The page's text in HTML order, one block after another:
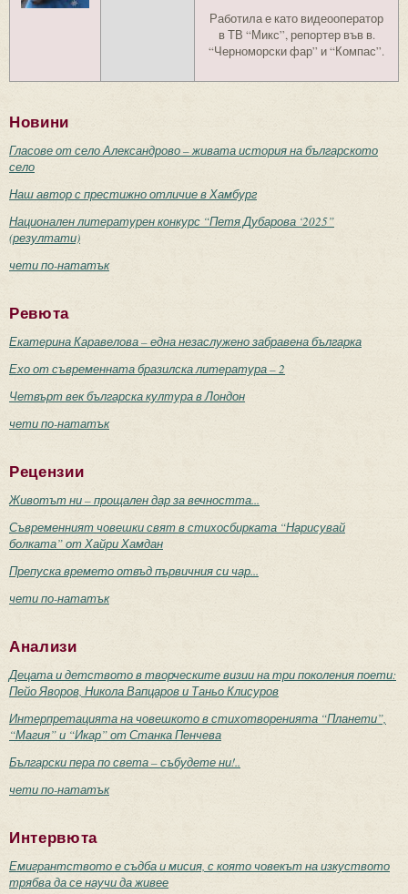
Работила е като видеооператор
в ТВ “Микс”, репортер във в.
“Черноморски фар” и “Компас”.
Новини
Гласове от село Александрово – живата история на българското
село
Наш автор с престижно отличие в Хамбург
Национален литературен конкурс “Петя Дубарова ‘2025”
(резултати)
чети по-нататък
Ревюта
Екатерина Каравелова – една незаслужено забравена българка
Ехо от съвременната бразилска литература – 2
Четвърт век българска култура в Лондон
чети по-нататък
Рецензии
Животът ни – прощален дар за вечността...
Съвременният човешки свят в стихосбирката “Нарисувай
болката” от Хайри Хамдан
Препуска времето отвъд първичния си чар...
чети по-нататък
Анализи
Децата и детството в творческите визии на три поколения поети:
Пейо Яворов, Никола Вапцаров и Таньо Клисуров
Интерпретацията на човешкото в стихотворенията “Планети”,
“Магия” и “Икар” от Станка Пенчева
Български пера по света – събудете ни!..
чети по-нататък
Интервюта
Емигрантството е съдба и мисия, с която човекът на изкуството
трябва да се научи да живее